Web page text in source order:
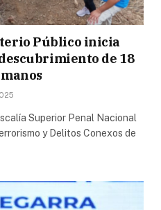
Público inicia
de 18
Superior Penal Nacional
y Delitos Conexos de